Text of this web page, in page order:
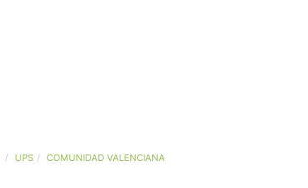
UPS COMUNIDAD VALENCIANA